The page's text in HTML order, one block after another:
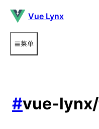
Vue Lynx
菜单
#vue-